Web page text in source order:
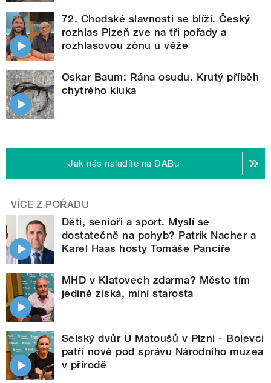
72. Chodské slavnosti se blíží. Český
rozhlas Plzeň zve na tři pořady a
rozhlasovou zónu u věže
Oskar Baum: Rána osudu. Krutý příběh
chytrého kluka
Jak nás naladíte na DABu
VÍCE Z POŘADU
Děti, senioři a sport. Myslí se
dostatečně na pohyb? Patrik Nacher a
Karel Haas hosty Tomáše Pancíře
MHD v Klatovech zdarma? Město tím
jedině získá, míní starosta
Selský dvůr U Matoušů v Plzni - Bolevci
patří nově pod správu Národního muzea
v přírodě